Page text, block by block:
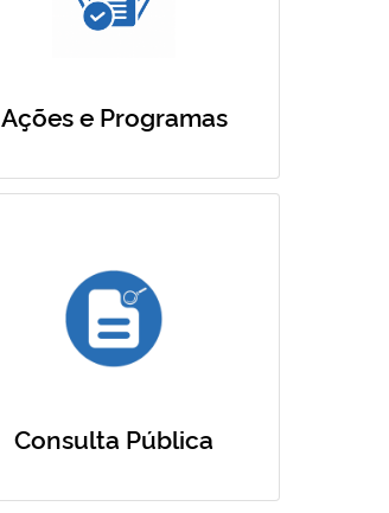
Ações e Programas
Consulta Pública